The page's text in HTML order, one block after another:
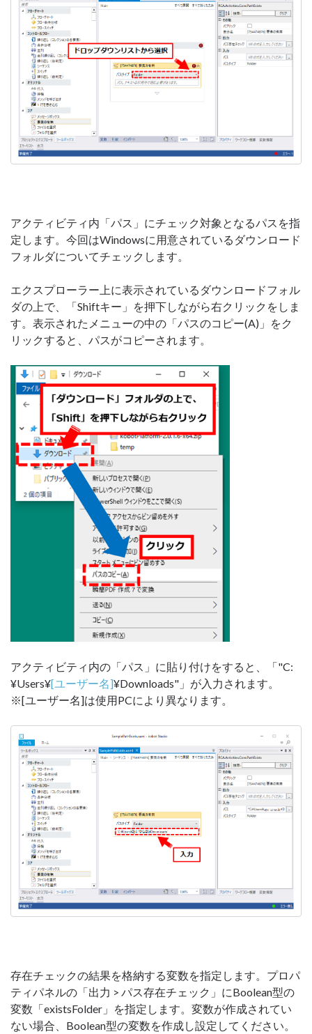
アクティビティ内「パス」にチェック対象となるパスを指
定します。今回はWindowsに用意されているダウンロード
フォルダについてチェックします。
エクスプローラー上に表示されているダウンロードフォル
ダの上で、「Shiftキー」を押下しながら右クリックをしま
す。表示されたメニューの中の「パスのコピー(A)」をク
リックすると、パスがコピーされます。
アクティビティ内の「パス」に貼り付けをすると、「"C:
¥Users¥[ユーザー名]¥Downloads"」が入力されます。
※[ユーザー名]は使用PCにより異なります。
存在チェックの結果を格納する変数を指定します。プロパ
ティパネルの「出力 > パス存在チェック」にBoolean型の
変数「existsFolder」を指定します。変数が作成されてい
ない場合、Boolean型の変数を作成し設定してください。